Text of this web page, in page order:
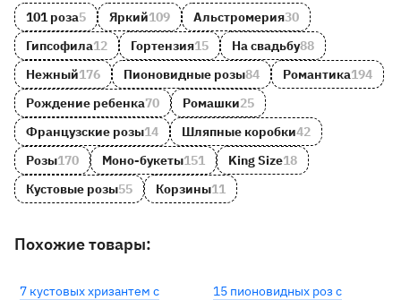
101 роза5 Яркий109 Альстромерия30
Гипсофила12 Гортензия15 На свадьбу88
Нежный176 Пионовидные розы84 Романтика194
Рождение ребенка70 Ромашки25
Французские розы14 Шляпные коробки42
Розы170 Моно-букеты151 King Size18
Кустовые розы55 Корзины11
Похожие товары:
7 кустовых хризантем с
15 пионовидных роз с